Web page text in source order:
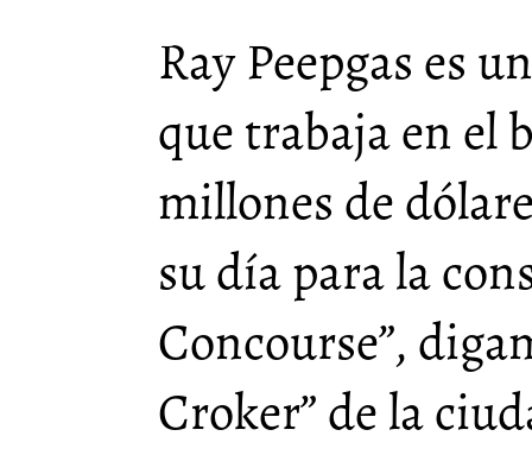
Ray Peepgas es
que trabaja en el
millones de
su día para la
Concourse”,
Croker” de la